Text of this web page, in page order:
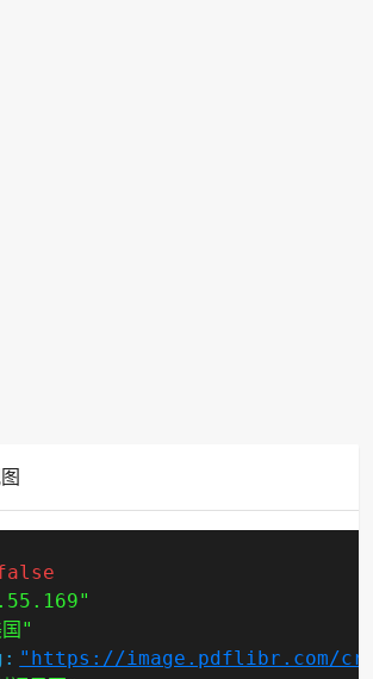
"
"https://image.pdflibr.com/